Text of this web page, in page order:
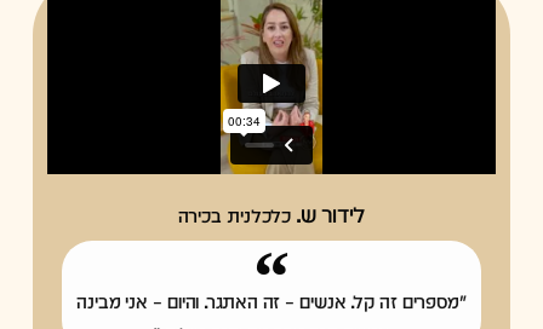
לידור ש. כלכלנית בכירה
"מספרים זה קל. אנשים – זה האתגר. והיום – אני מבינה